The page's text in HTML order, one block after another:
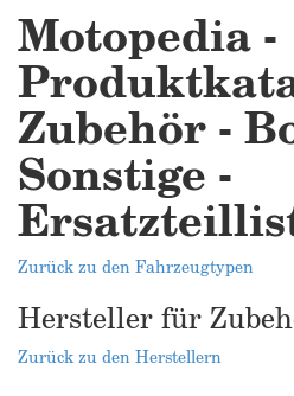
Motopedia -
Zubehör -
Sonstige -
Zurück zu den Fahrzeugtypen
Hersteller für
Zurück zu den Herstellern